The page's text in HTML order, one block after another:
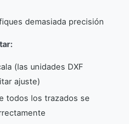
demasiada precisión
(las unidades DXF
ajuste)
todos los trazados se